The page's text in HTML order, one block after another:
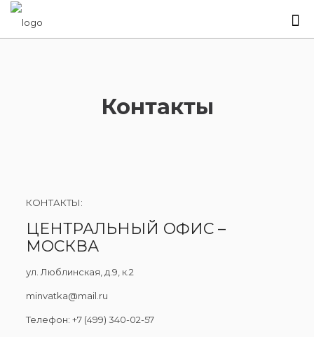
Контакты
КОНТАКТЫ:
ЦЕНТРАЛЬНЫЙ ОФИС –
МОСКВА
ул. Люблинская, д.9, к.2
​minvatka@mail.ru
​Телефон: +7 (499) 340-02-57